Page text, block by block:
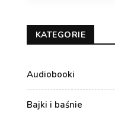
KATEGORIE
Audiobooki
Bajki i baśnie